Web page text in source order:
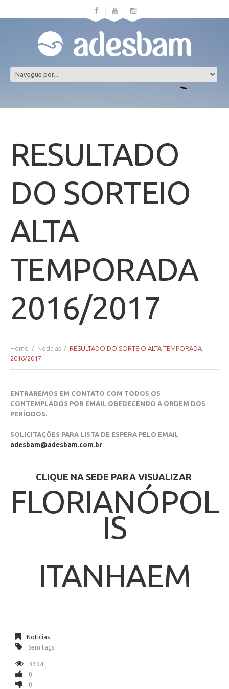
RESULTADO
DO SORTEIO
ALTA
TEMPORADA
2016/2017
Home Noticias
RESULTADO DO SORTEIO ALTA TEMPORADA
2016/2017
ENTRAREMOS EM CONTATO COM TODOS OS
CONTEMPLADOS POR EMAIL OBEDECENDO A ORDEM DOS
PERÍODOS.
SOLICITAÇÕES PARA LISTA DE ESPERA PELO EMAIL
adesbam@adesbam.com.br
CLIQUE NA SEDE PARA VISUALIZAR
FLORIANÓPOL
IS
ITANHAEM
Noticias
Sem tags
3394
0
0